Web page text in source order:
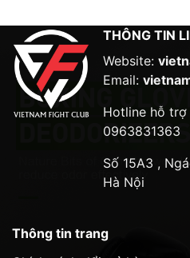
THÔNG TIN
Website:
Email:
Hotline hỗ
0963831363
Số 15A3 ,
Hà Nội
Thông tin trang